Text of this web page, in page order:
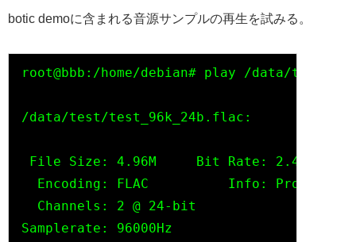
botic demoに含まれる音源サンプルの再生を試みる。
root@bbb:/home/debian# play /data/test/
/data/test/test_96k_24b.flac:
File Size: 4.96M     Bit Rate: 2.41M
Encoding: FLAC          Info: Processed
  Channels: 2 @ 24-bit
Samplerate: 96000Hz